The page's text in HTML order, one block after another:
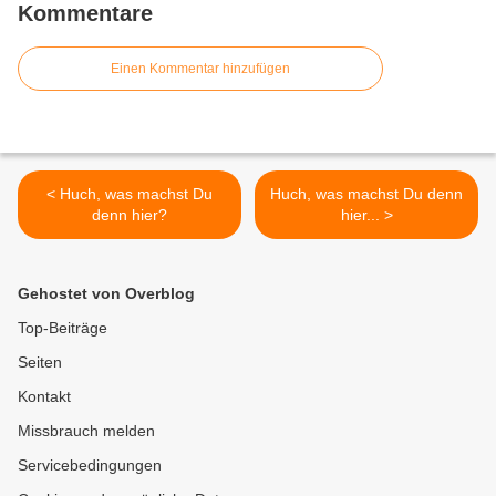
Kommentare
Einen Kommentar hinzufügen
< Huch, was machst Du
denn hier?
Huch, was machst Du denn
hier... >
Gehostet von Overblog
Top-Beiträge
Seiten
Kontakt
Missbrauch melden
Servicebedingungen